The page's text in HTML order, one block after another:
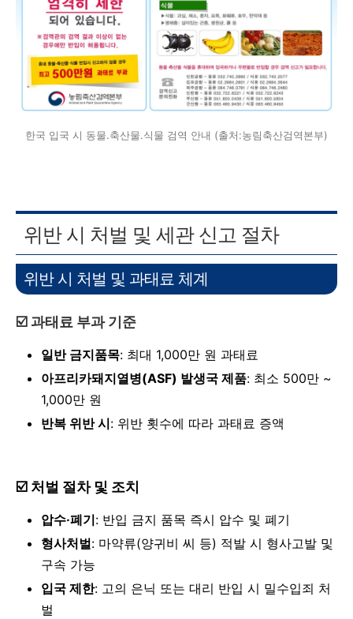
한국 입국 시 동물.축산물.식물 검역 안내 (출처:농림축산검역본부)
위반 시 처벌 및 세관 신고 절차
위반 시 처벌 및 과태료 체계
☑️ 과태료 부과 기준
일반 금지품목: 최대 1,000만 원 과태료
아프리카돼지열병(ASF) 발생국 제품: 최소 500만 ~
1,000만 원
반복 위반 시: 위반 횟수에 따라 과태료 증액
☑️ 처벌 절차 및 조치
압수·폐기: 반입 금지 품목 즉시 압수 및 폐기
형사처벌: 마약류(양귀비 씨 등) 적발 시 형사고발 및
구속 가능
입국 제한: 고의 은닉 또는 대리 반입 시 밀수입죄 처
벌